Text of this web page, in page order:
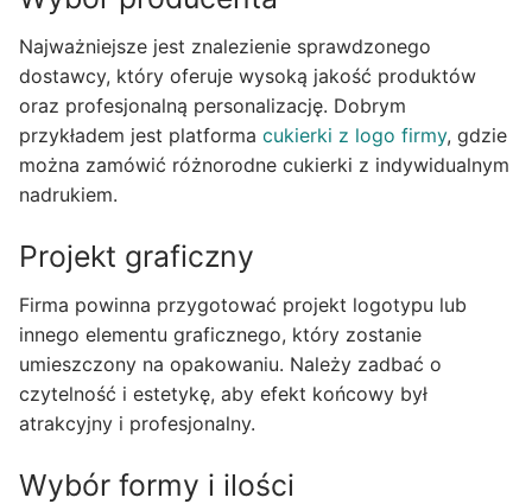
Najważniejsze jest znalezienie sprawdzonego
dostawcy, który oferuje wysoką jakość produktów
oraz profesjonalną personalizację. Dobrym
przykładem jest platforma cukierki z logo firmy, gdzie
można zamówić różnorodne cukierki z indywidualnym
nadrukiem.
Projekt graficzny
Firma powinna przygotować projekt logotypu lub
innego elementu graficznego, który zostanie
umieszczony na opakowaniu. Należy zadbać o
czytelność i estetykę, aby efekt końcowy był
atrakcyjny i profesjonalny.
Wybór formy i ilości